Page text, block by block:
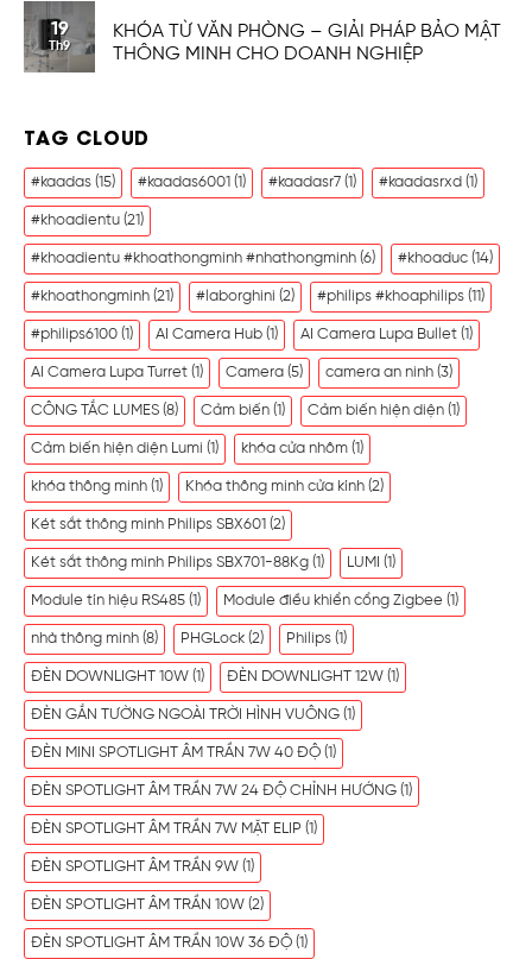
19
Th9
KHÓA TỪ VĂN PHÒNG – GIẢI PHÁP BẢO MẬT
THÔNG MINH CHO DOANH NGHIỆP
TAG CLOUD
#kaadas (15) #kaadas6001 (1) #kaadasr7 (1) #kaadasrxd (1)
#khoadientu (21)
#khoadientu #khoathongminh #nhathongminh (6) #khoaduc (14)
#khoathongminh (21) #laborghini (2) #philips #khoaphilips (11)
#philips6100 (1) AI Camera Hub (1) AI Camera Lupa Bullet (1)
AI Camera Lupa Turret (1) Camera (5) camera an ninh (3)
CÔNG TẮC LUMES (8) Cảm biến (1) Cảm biến hiện diện (1)
Cảm biến hiện diện Lumi (1) khóa cửa nhôm (1)
khóa thông minh (1) Khóa thông minh cửa kính (2)
Két sắt thông minh Philips SBX601 (2)
Két sắt thông minh Philips SBX701-88Kg (1) LUMI (1)
Module tín hiệu RS485 (1) Module điều khiển cổng Zigbee (1)
nhà thông minh (8) PHGLock (2) Philips (1)
ĐÈN DOWNLIGHT 10W (1) ĐÈN DOWNLIGHT 12W (1)
ĐÈN GẮN TƯỜNG NGOÀI TRỜI HÌNH VUÔNG (1)
ĐÈN MINI SPOTLIGHT ÂM TRẦN 7W 40 ĐỘ (1)
ĐÈN SPOTLIGHT ÂM TRẦN 7W 24 ĐỘ CHỈNH HƯỚNG (1)
ĐÈN SPOTLIGHT ÂM TRẦN 7W MẶT ELIP (1)
ĐÈN SPOTLIGHT ÂM TRẦN 9W (1)
ĐÈN SPOTLIGHT ÂM TRẦN 10W (2)
ĐÈN SPOTLIGHT ÂM TRẦN 10W 36 ĐỘ (1)